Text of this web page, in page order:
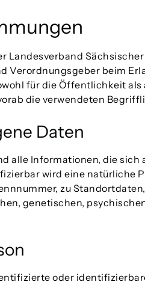
Landesverband
Verordnungsgeber beim
für die Öffentlichkeit
die verwendeten
Daten
alle Informationen, die
wird eine natürliche
zu
genetischen,
oder